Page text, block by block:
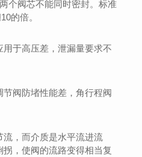
个阀芯不能同时密封。标准
的倍。
于高压差，泄漏量要求不
阀防堵性能差，角行程阀
流，而介质是水平流进流
，使阀的流路变得相当复